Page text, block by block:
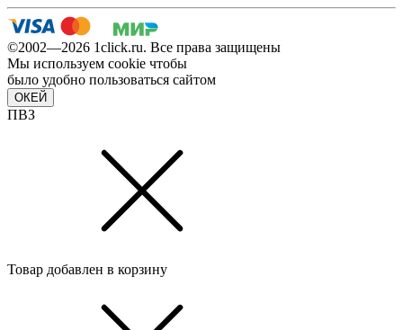
©2002—2026 1сlick.ru. Все права защищены
Мы используем cookie чтобы
было удобно пользоваться сайтом
ОКЕЙ
ПВЗ
Товар добавлен в корзину